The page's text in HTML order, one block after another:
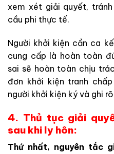
xem xét giải quyết,
cầu phi thực tế.
Người khởi kiện cần ca
cung cấp là hoàn toàn
sai sẽ hoàn toàn chịu
đơn khởi kiện tranh
người khởi kiện ký và ghi
4. Thủ tục giải
sau khi ly hôn:
Thứ nhất, nguyên tắc